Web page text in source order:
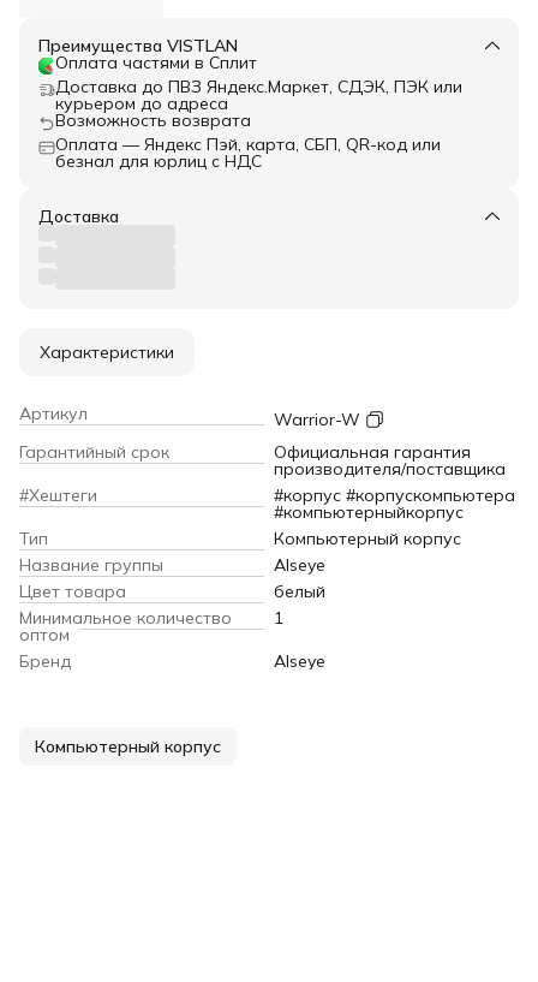
Преимущества VISTLAN
Оплата частями в Сплит
Доставка до ПВЗ Яндекс.Маркет, СДЭК, ПЭК или
курьером до адреса
Возможность возврата
Оплата — Яндекс Пэй, карта, СБП, QR-код или
безнал для юрлиц с НДС
Доставка
Характеристики
Артикул
Warrior-W
Гарантийный срок
Официальная гарантия
производителя/поставщика
#Хештеги
#корпус #корпускомпьютера
#компьютерныйкорпус
Тип
Компьютерный корпус
Название группы
Alseye
Цвет товара
белый
Минимальное количество
оптом
1
Бренд
Alseye
Компьютерный корпус